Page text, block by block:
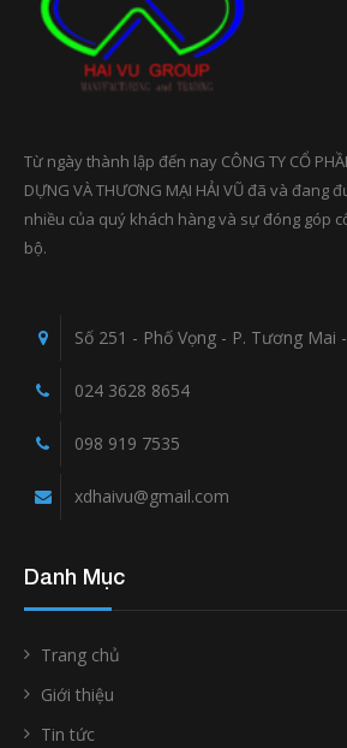
Từ ngày thành lập đến nay CÔNG TY CỔ
DỰNG VÀ THƯƠNG MẠI HẢI VŨ đã và đang
nhiều của quý khách hàng và sự đóng góp
bộ.
Số 251 - Phố Vọng - P. Tương Mai
024 3628 8654
098 919 7535
xdhaivu@gmail.com
Danh Mục
Trang chủ
Giới thiệu
Tin tức